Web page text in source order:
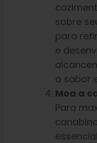
sobre
para
e
o sabor
Moa a
Para
essencial